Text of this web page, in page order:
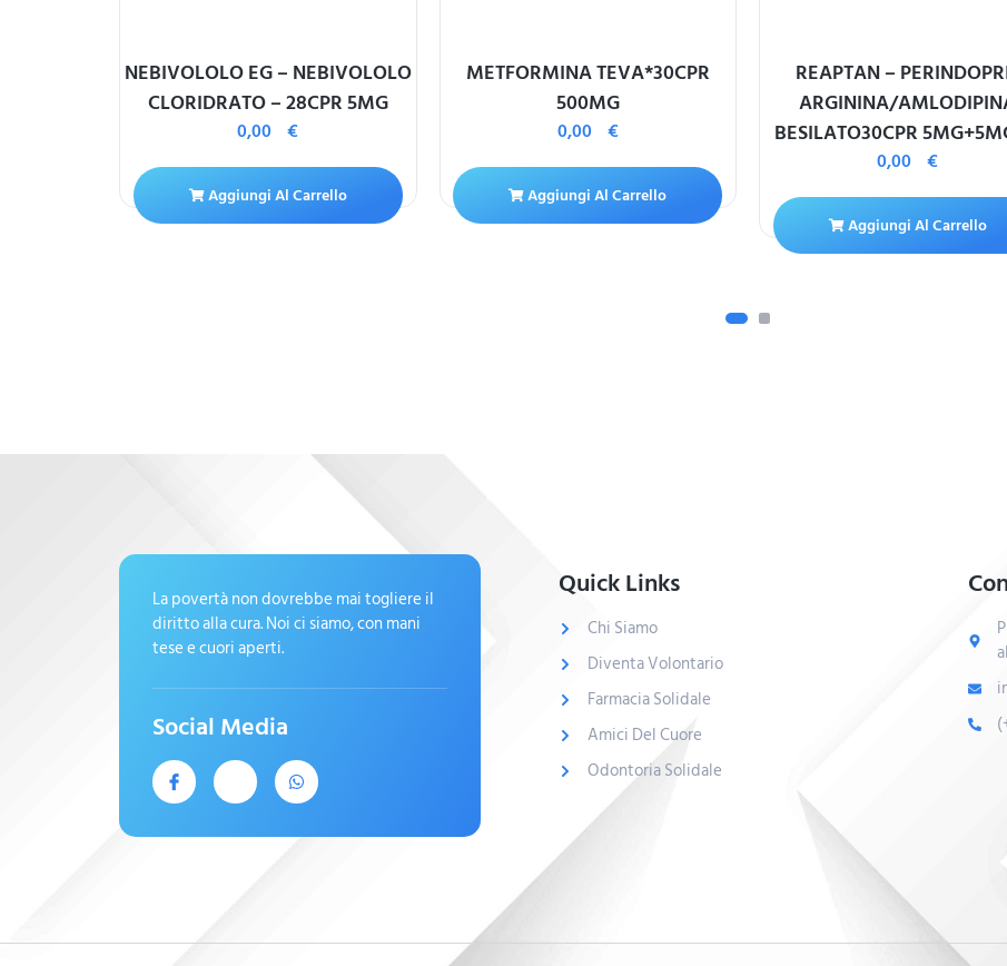
NEBIVOLOLO EG – NEBIVOLOLO
CLORIDRATO – 28CPR 5MG
0,00€
Aggiungi Al Carrello
METFORMINA TEVA*30CPR
500MG
0,00 €
Aggiungi Al Carrello
REAPTAN –
ARGININA/
BESILATO30CPR
0,00€
Aggiungi Al Carrello
La povertà non dovrebbe mai togliere il
diritto alla cura. Noi ci siamo, con mani
tese e cuori aperti.
Social Media
Quick Links
Chi Siamo
Diventa Volontario
Farmacia Solidale
Amici Del Cuore
Odontoria Solidale